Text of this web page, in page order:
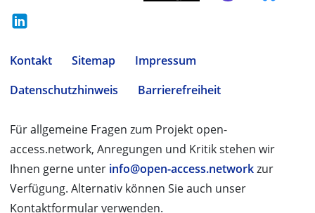
Kontakt Sitemap
Impressum
Datenschutzhinweis
Barrierefreiheit
Für allgemeine Fragen zum Projekt open-
access.network, Anregungen und Kritik stehen wir
Ihnen gerne unter info@open-access.networkzur
Verfügung. Alternativ können Sie auch unser
Kontaktformular verwenden.